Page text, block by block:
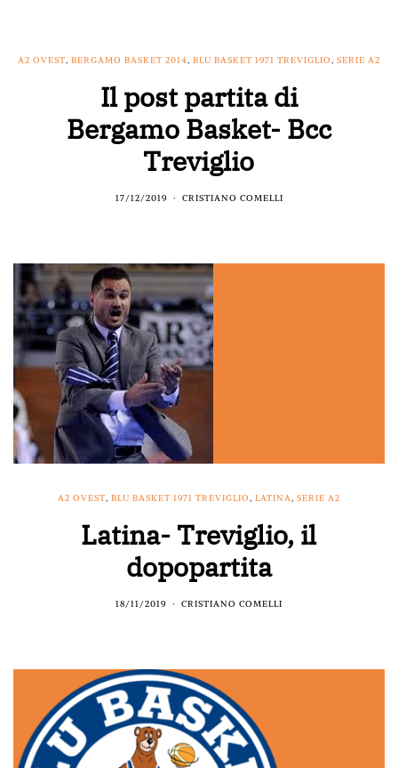
A2 OVEST, BERGAMO BASKET 2014, BLU BASKET 1971 TREVIGLIO, SERIE A2
Il post partita di
Bergamo Basket- Bcc
Treviglio
17/12/2019 CRISTIANO COMELLI
A2 OVEST, BLU BASKET 1971 TREVIGLIO, LATINA, SERIE A2
Latina- Treviglio, il
dopopartita
18/11/2019 CRISTIANO COMELLI